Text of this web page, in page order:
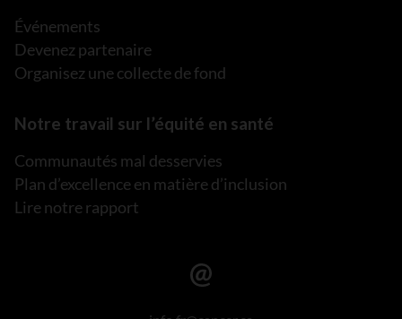
Événements
Devenez partenaire
Organisez une collecte de fond
Notre travail sur l’équité en santé
Communautés mal desservies
Plan d’excellence en matière d’inclusion
Lire notre rapport